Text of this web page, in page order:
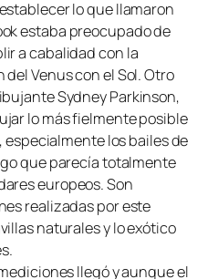
lo que llamaron
estaba preocupado de
a cabalidad con la
Venus con el Sol. Otro
Sydney Parkinson,
lo más fielmente posible
especialmente los bailes de
que parecía totalmente
europeos. Son
realizadas por este
naturales y lo exótico
llegó y aunque el